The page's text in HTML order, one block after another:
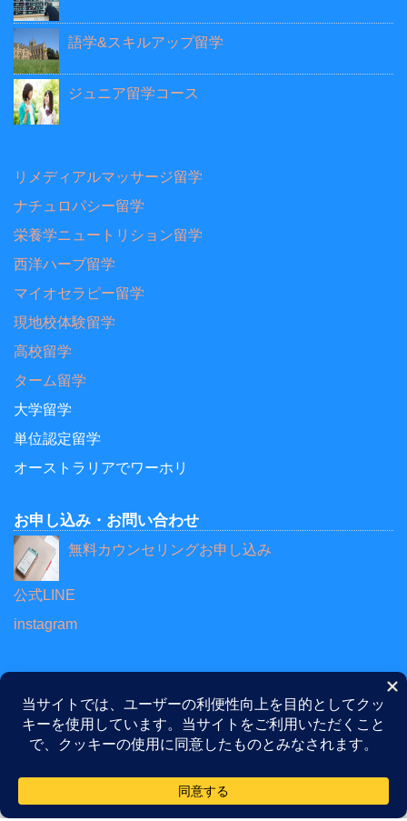
語学&スキルアップ留学
ジュニア留学コース
リメディアルマッサージ留学
ナチュロパシー留学
栄養学ニュートリション留学
西洋ハーブ留学
マイオセラピー留学
現地校体験留学
高校留学
ターム留学
大学留学
単位認定留学
オーストラリアでワーホリ
お申し込み・お問い合わせ
無料カウンセリングお申し込み
公式LINE
instagram